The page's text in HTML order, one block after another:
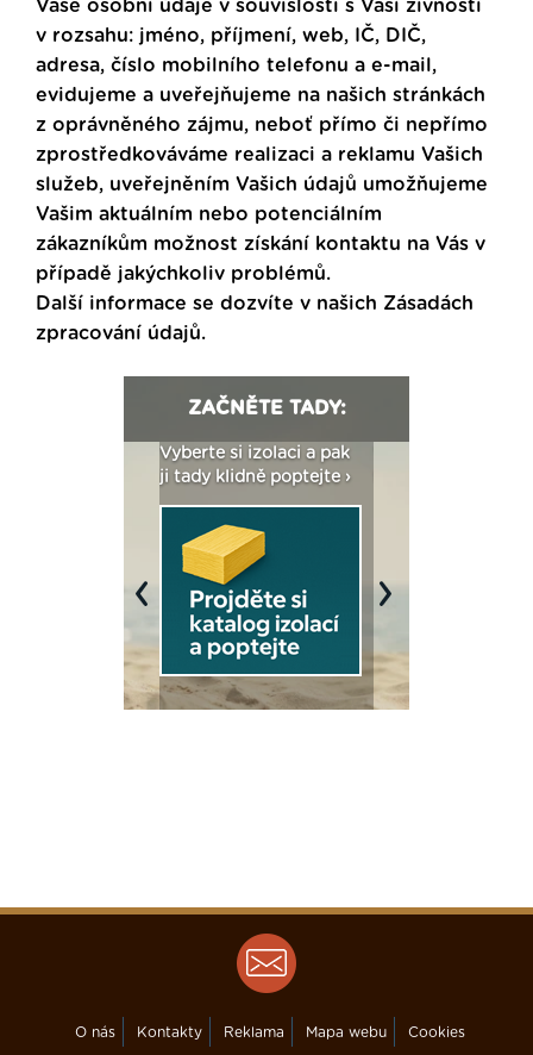
Vaše osobní údaje v souvislosti s Vaší živností
v rozsahu: jméno, příjmení, web, IČ, DIČ,
adresa, číslo mobilního telefonu a e-mail,
evidujeme a uveřejňujeme na našich stránkách
z oprávněného zájmu, neboť přímo či nepřímo
zprostředkováváme realizaci a reklamu Vašich
služeb, uveřejněním Vašich údajů umožňujeme
Vašim aktuálním nebo potenciálním
zákazníkům možnost získání kontaktu na Vás v
případě jakýchkoliv problémů.
Další informace se dozvíte v našich Zásadách
zpracování údajů.
ZAČNĚTE TADY:
Vyberte si izolaci a pak
ji tady klidně poptejte ›
Previous Next
O nás Kontakty Reklama Mapa webu Cookies